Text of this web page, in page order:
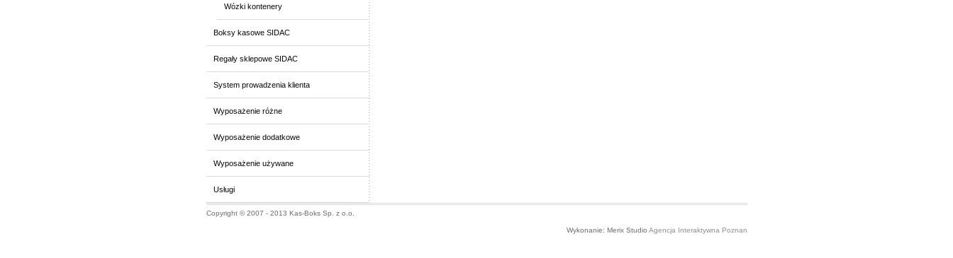
Wózki kontenery
Boksy kasowe SIDAC
Regały sklepowe SIDAC
System prowadzenia klienta
Wyposażenie różne
Wyposażenie dodatkowe
Wyposażenie używane
Usługi
Copyright © 2007 - 2013 Kas-Boks Sp. z o.o.
Wykonanie: Merix Studio Agencja Interaktywna Poznan